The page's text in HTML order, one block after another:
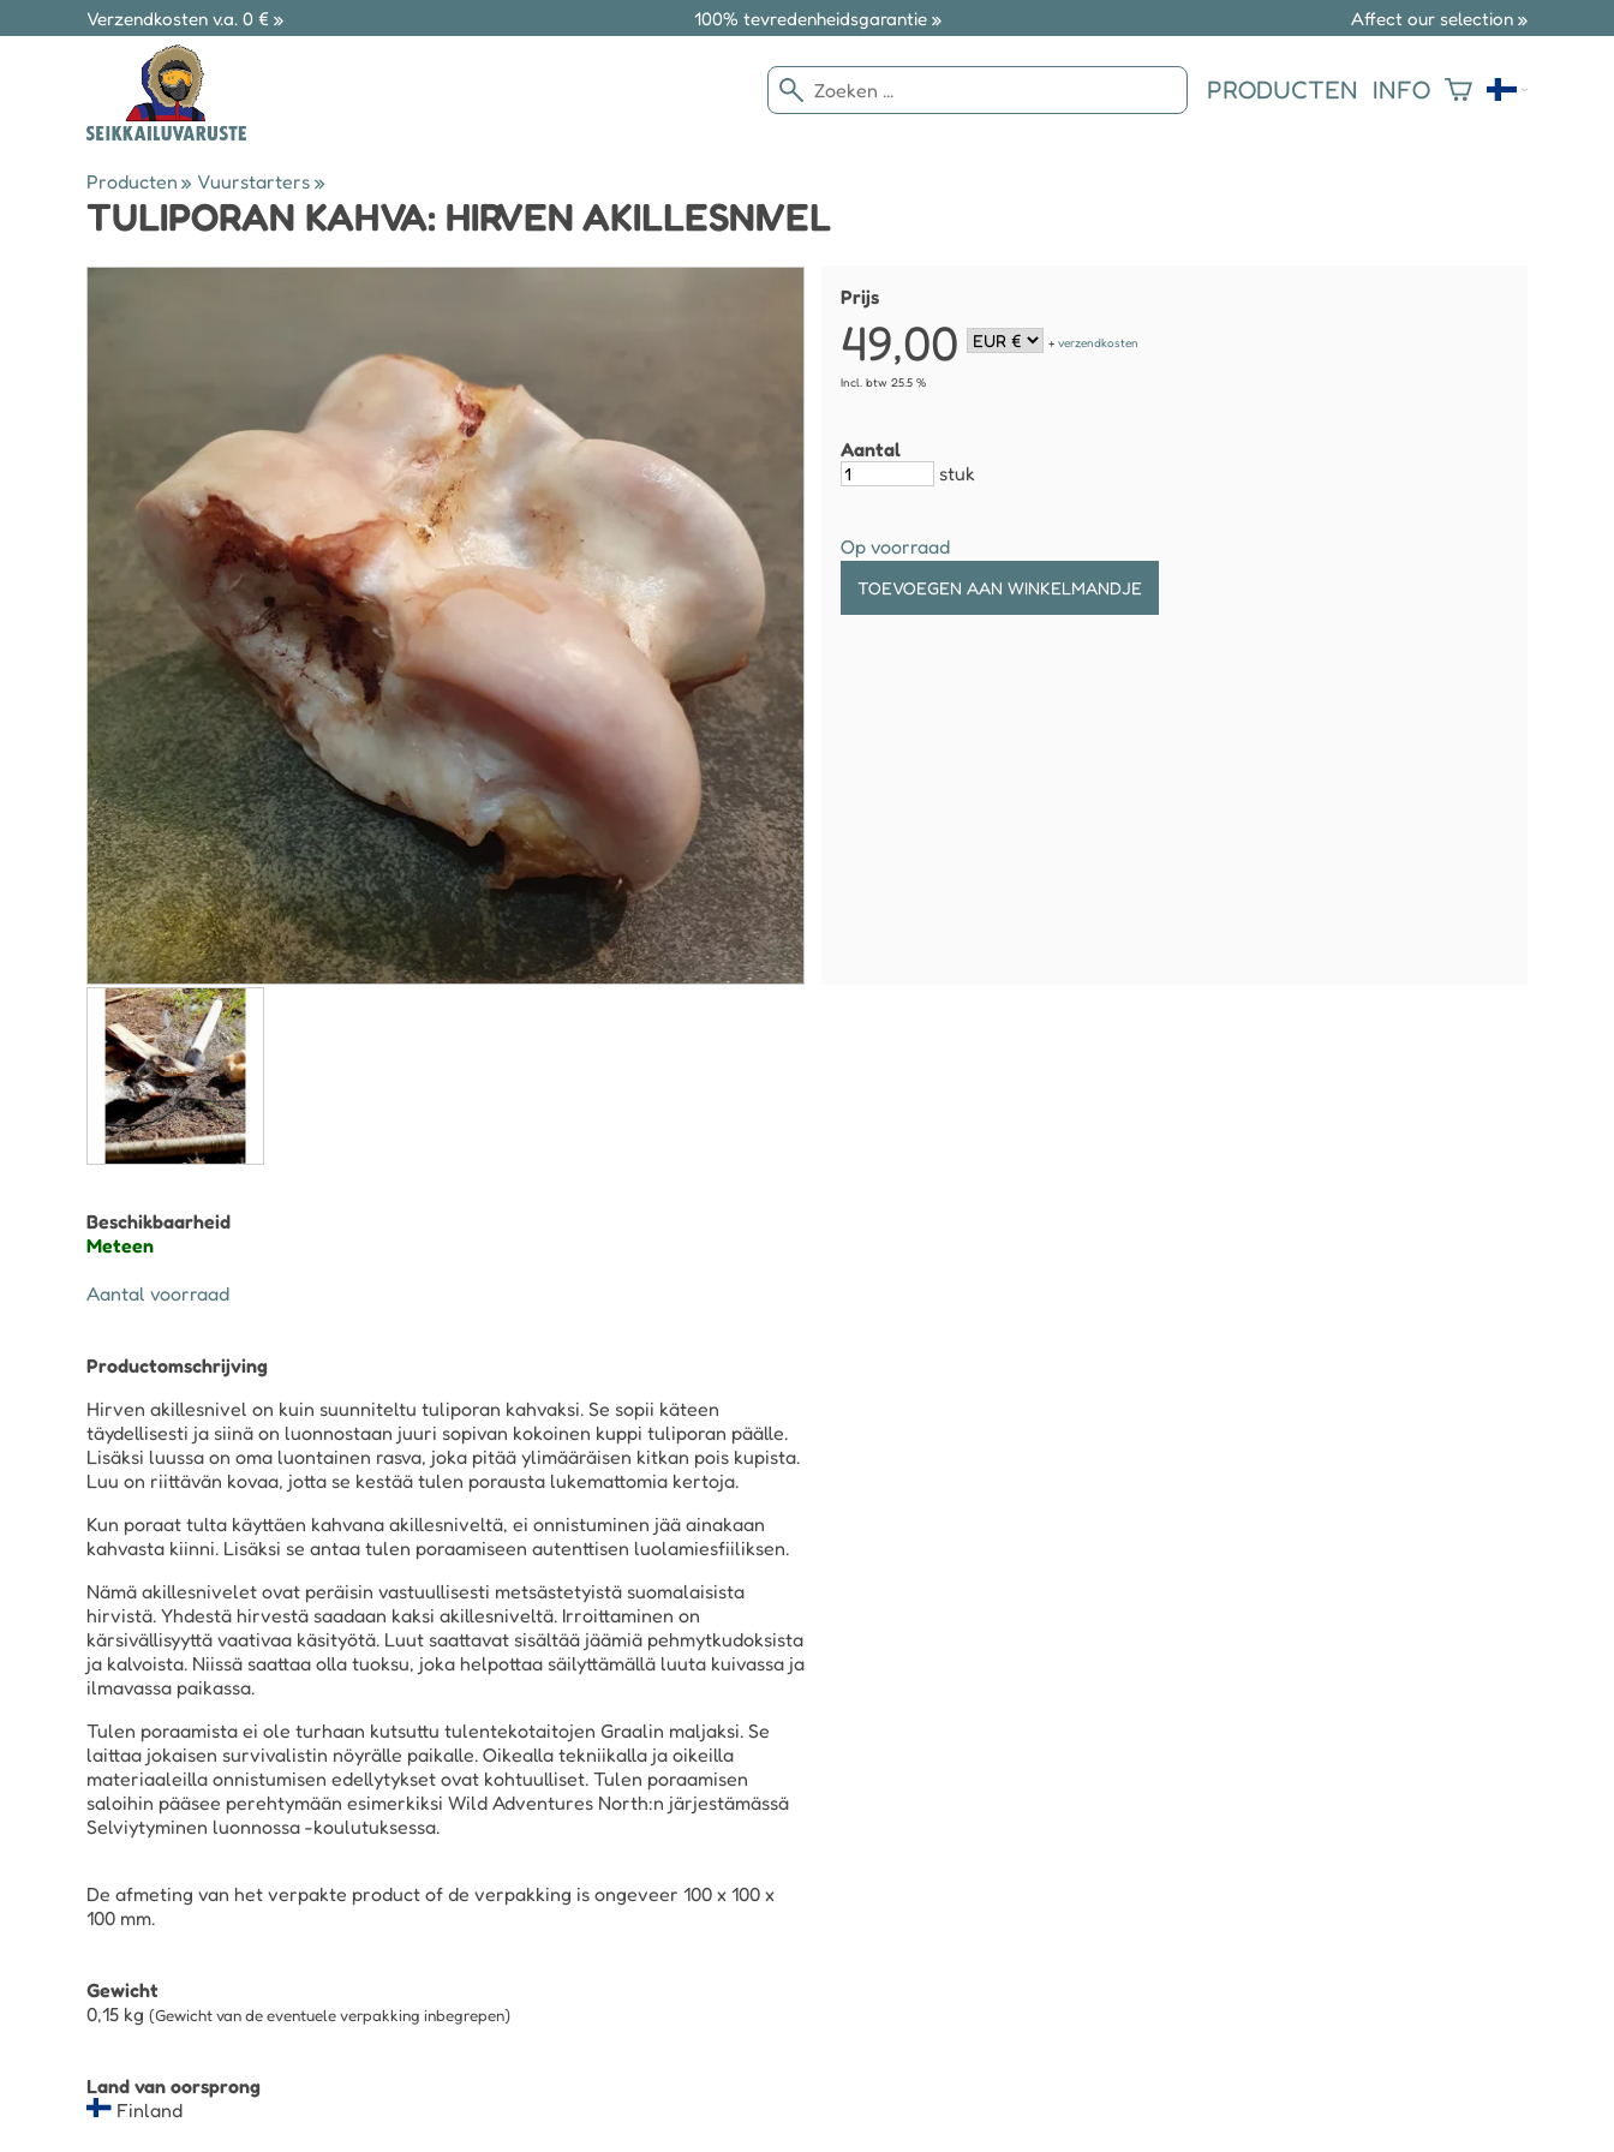
Verzendkosten v.a. 0 € » 100% tevredenheidsgarantie » Affect our selection »
PRODUCTEN INFO
Producten ‪» Vuurstarters ‪»
TULIPORAN KAHVA: HIRVEN AKILLESNIVEL
Prijs
49,00 +verzendkosten
Incl. btw 25.5 %
Aantal
stuk
Op voorraad
Beschikbaarheid
Meteen
Aantal voorraad
Productomschrijving
Hirven akillesnivel on kuin suunniteltu tuliporan kahvaksi. Se sopii käteen
täydellisesti ja siinä on luonnostaan juuri sopivan kokoinen kuppi tuliporan päälle.
Lisäksi luussa on oma luontainen rasva, joka pitää ylimääräisen kitkan pois kupista.
Luu on riittävän kovaa, jotta se kestää tulen porausta lukemattomia kertoja.
Kun poraat tulta käyttäen kahvana akillesniveltä, ei onnistuminen jää ainakaan
kahvasta kiinni. Lisäksi se antaa tulen poraamiseen autenttisen luolamiesfiiliksen.
Nämä akillesnivelet ovat peräisin vastuullisesti metsästetyistä suomalaisista
hirvistä. Yhdestä hirvestä saadaan kaksi akillesniveltä. Irroittaminen on
kärsivällisyyttä vaativaa käsityötä. Luut saattavat sisältää jäämiä pehmytkudoksista
ja kalvoista. Niissä saattaa olla tuoksu, joka helpottaa säilyttämällä luuta kuivassa ja
ilmavassa paikassa.
Tulen poraamista ei ole turhaan kutsuttu tulentekotaitojen Graalin maljaksi. Se
laittaa jokaisen survivalistin nöyrälle paikalle. Oikealla tekniikalla ja oikeilla
materiaaleilla onnistumisen edellytykset ovat kohtuulliset. Tulen poraamisen
saloihin pääsee perehtymään esimerkiksi Wild Adventures North:n järjestämässä
Selviytyminen luonnossa -koulutuksessa.
De afmeting van het verpakte product of de verpakking is ongeveer 100 x 100 x
100 mm.
Gewicht
0,15 kg (Gewicht van de eventuele verpakking inbegrepen)
Land van oorsprong
Finland